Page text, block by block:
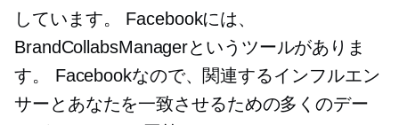
しています。 Facebookには、
BrandCollabsManagerというツールがありま
す。 Facebookなので、関連するインフルエン
サーとあなたを一致させるための多くのデー